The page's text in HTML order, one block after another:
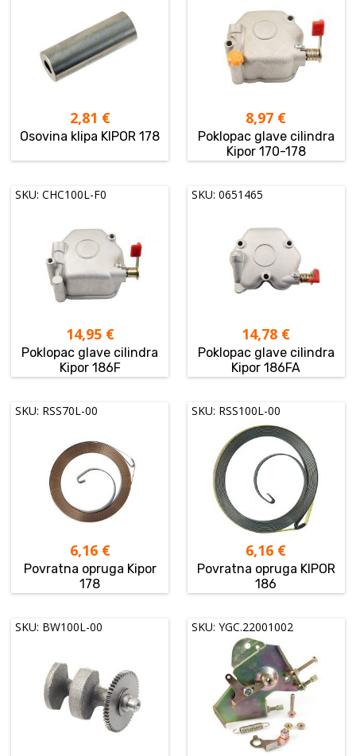
2,81 €
Osovina klipa KIPOR 178
8,97 €
Poklopac glave cilindra
Kipor 170-178
SKU: CHC100L-F0
14,95 €
Poklopac glave cilindra
Kipor 186F
SKU: 0651465
14,78 €
Poklopac glave cilindra
Kipor 186FA
SKU: RSS70L-00
6,16 €
Povratna opruga Kipor
178
SKU: RSS100L-00
6,16 €
Povratna opruga KIPOR
186
SKU: BW100L-00 SKU: YGC.22001002